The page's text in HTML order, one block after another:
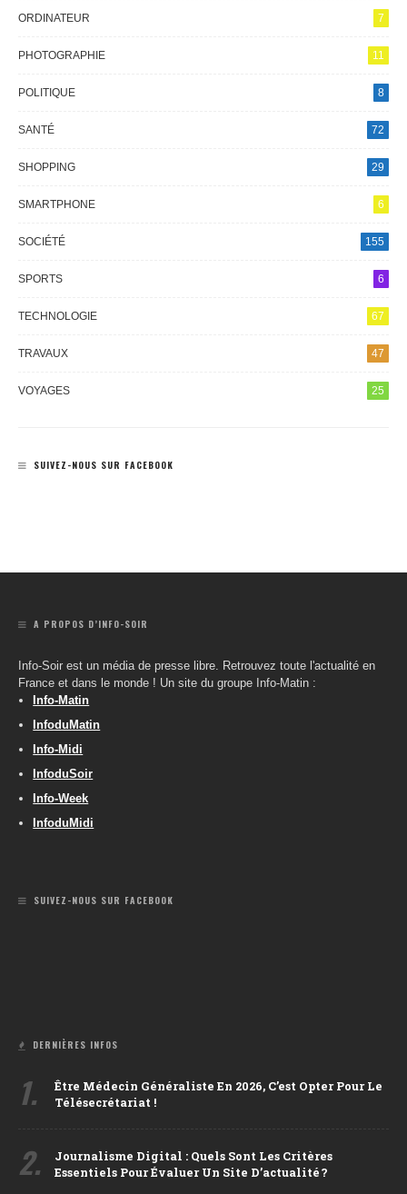
ORDINATEUR 7
PHOTOGRAPHIE 11
POLITIQUE 8
SANTÉ 72
SHOPPING 29
SMARTPHONE 6
SOCIÉTÉ 155
SPORTS 6
TECHNOLOGIE 67
TRAVAUX 47
VOYAGES 25
SUIVEZ-NOUS SUR FACEBOOK
A PROPOS D’INFO-SOIR
Info-Soir est un média de presse libre. Retrouvez toute l'actualité en
France et dans le monde ! Un site du groupe Info-Matin :
Info-Matin
InfoduMatin
Info-Midi
InfoduSoir
Info-Week
InfoduMidi
SUIVEZ-NOUS SUR FACEBOOK
DERNIÈRES INFOS
1.
Être Médecin Généraliste En 2026, C’est Opter Pour Le
Télésecrétariat !
2.
Journalisme Digital : Quels Sont Les Critères
Essentiels Pour Évaluer Un Site D’actualité ?